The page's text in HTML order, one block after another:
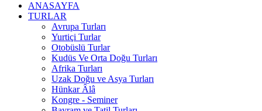
ANASAYFA
TURLAR
Avrupa Turları
Yurtiçi Turlar
Otobüslü Turlar
Kudüs Ve Orta Doğu Turları
Afrika Turları
Uzak Doğu ve Asya Turları
Hünkar Âlâ
Kongre - Seminer